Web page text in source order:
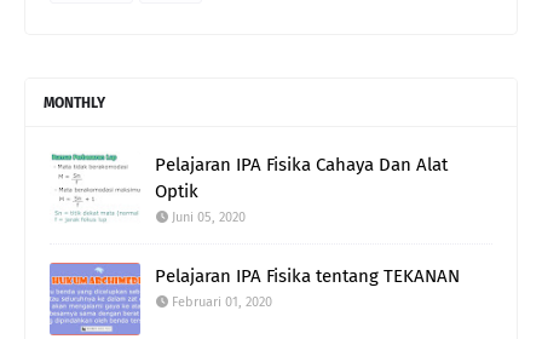
MONTHLY
Pelajaran IPA Fisika Cahaya Dan Alat
Optik
Juni 05, 2020
Pelajaran IPA Fisika tentang TEKANAN
Februari 01, 2020